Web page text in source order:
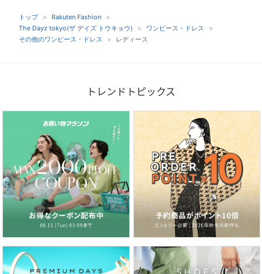
トップ
Rakuten Fashion
The Dayz tokyo(ザ デイズ トウキョウ)
ワンピース・ドレス
その他のワンピース・ドレス
レディース
トレンドトピックス